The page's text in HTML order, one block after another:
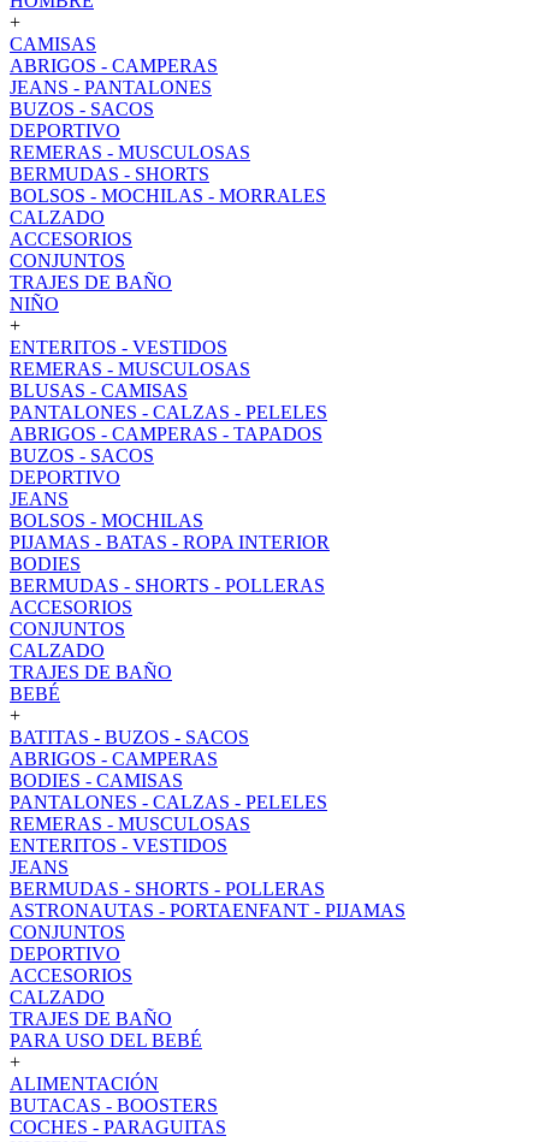
+
CAMISAS
ABRIGOS - CAMPERAS
JEANS - PANTALONES
BUZOS - SACOS
DEPORTIVO
REMERAS - MUSCULOSAS
BERMUDAS - SHORTS
BOLSOS - MOCHILAS - MORRALES
CALZADO
ACCESORIOS
CONJUNTOS
TRAJES DE BAÑO
NIÑO
+
ENTERITOS - VESTIDOS
REMERAS - MUSCULOSAS
BLUSAS - CAMISAS
PANTALONES - CALZAS - PELELES
ABRIGOS - CAMPERAS - TAPADOS
BUZOS - SACOS
DEPORTIVO
JEANS
BOLSOS - MOCHILAS
PIJAMAS - BATAS - ROPA INTERIOR
BODIES
BERMUDAS - SHORTS - POLLERAS
ACCESORIOS
CONJUNTOS
CALZADO
TRAJES DE BAÑO
BEBÉ
+
BATITAS - BUZOS - SACOS
ABRIGOS - CAMPERAS
BODIES - CAMISAS
PANTALONES - CALZAS - PELELES
REMERAS - MUSCULOSAS
ENTERITOS - VESTIDOS
JEANS
BERMUDAS - SHORTS - POLLERAS
ASTRONAUTAS - PORTAENFANT - PIJAMAS
CONJUNTOS
DEPORTIVO
ACCESORIOS
CALZADO
TRAJES DE BAÑO
PARA USO DEL BEBÉ
+
ALIMENTACIÓN
BUTACAS - BOOSTERS
COCHES - PARAGUITAS